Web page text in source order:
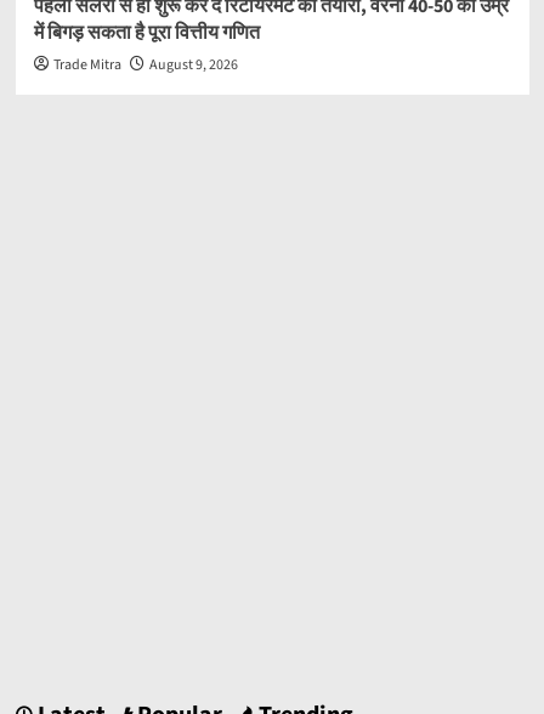
पहली सैलरी से ही शुरू कर दें रिटायरमेंट की तैयारी, वरना 40-50 की उम्र
में बिगड़ सकता है पूरा वित्तीय गणित
Trade Mitra August 9, 2026